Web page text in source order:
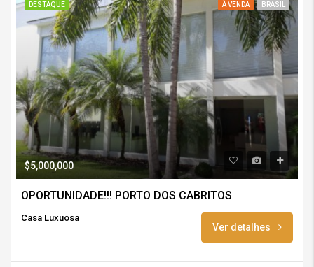
DESTAQUE À VENDA BRASIL
$5,000,000
OPORTUNIDADE!!! PORTO DOS CABRITOS
Casa Luxuosa
Ver detalhes